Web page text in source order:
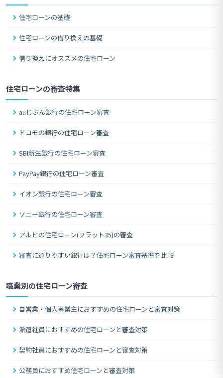
住宅ローンの基礎
住宅ローンの借り換えの基礎
借り換えにオススメの住宅ローン
住宅ローンの審査特集
auじぶん銀行の住宅ローン審査
ドコモの銀行の住宅ローン審査
SBI新生銀行の住宅ローン審査
PayPay銀行の住宅ローン審査
イオン銀行の住宅ローン審査
ソニー銀行の住宅ローン審査
アルヒの住宅ローン(フラット35)の審査
審査に通りやすい銀行は？住宅ローン審査基準を比較
職業別の住宅ローン審査
自営業・個人事業主におすすめの住宅ローンと審査対策
派遣社員におすすめの住宅ローンと審査対策
契約社員におすすめの住宅ローンと審査対策
公務員におすすめ住宅ローンと審査対策